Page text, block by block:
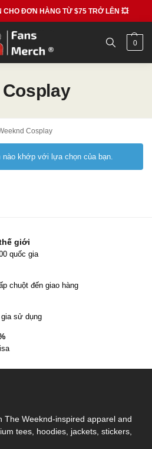
CHO ĐƠN HÀNG TỪ $75 TRỞ LÊN 💥
0
Cosplay
nào khớp với lựa chọn của bạn.
giới
quốc gia
chuột đến giao hàng
sử dụng
The Weeknd-inspired apparel and
tees, hoodies, jackets, stickers,